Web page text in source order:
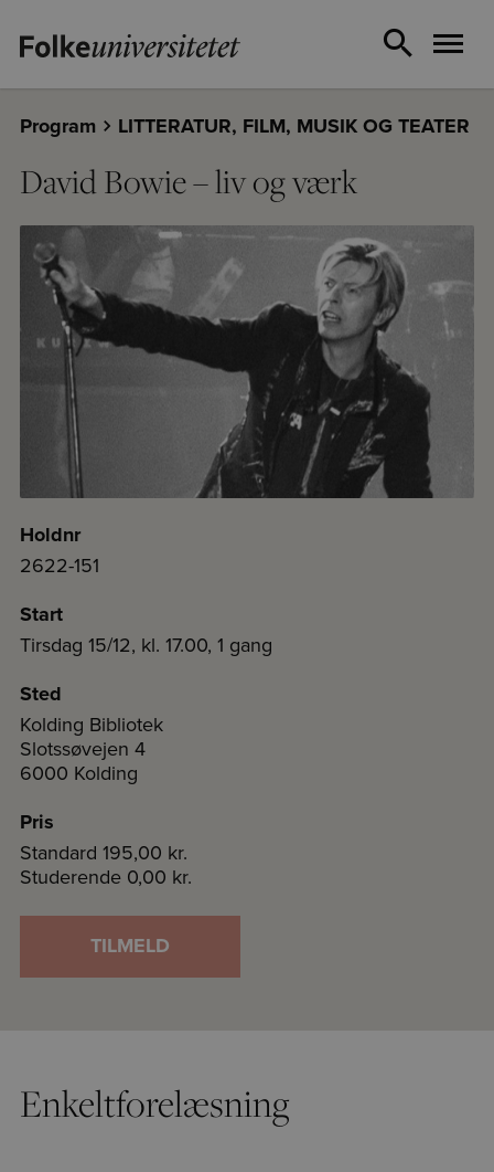
Program LITTERATUR, FILM, MUSIK OG TEATER
David Bowie – liv og værk
Holdnr
2622-151
Start
Tirsdag 15/12, kl. 17.00, 1 gang
Sted
Kolding Bibliotek
Slotssøvejen 4
6000 Kolding
Pris
Standard 195,00 kr.
Studerende 0,00 kr.
TILMELD
Enkeltforelæsning